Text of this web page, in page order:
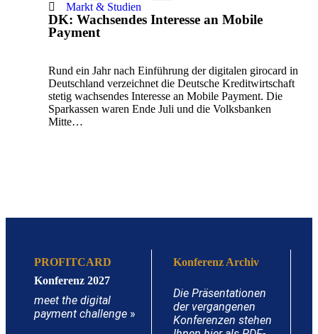
Markt & Studien
DK: Wachsendes Interesse an Mobile
Payment
Rund ein Jahr nach Einführung der digitalen girocard in
Deutschland verzeichnet die Deutsche Kreditwirtschaft
stetig wachsendes Interesse an Mobile Payment. Die
Sparkassen waren Ende Juli und die Volksbanken
Mitte…
PROFITCARD
Konferenz 2027
meet the digital
payment challenge »
Konferenz Archiv
Die Präsentationen
der vergangenen
Konferenzen stehen